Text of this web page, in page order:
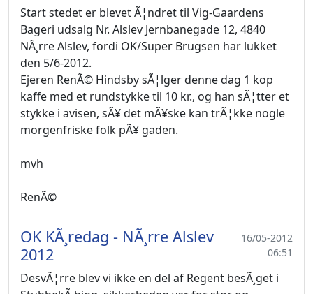
Start stedet er blevet Ã¦ndret til Vig-Gaardens
Bageri udsalg Nr. Alslev Jernbanegade 12, 4840
NÃ¸rre Alslev, fordi OK/Super Brugsen har lukket
den 5/6-2012.
Ejeren RenÃ© Hindsby sÃ¦lger denne dag 1 kop
kaffe med et rundstykke til 10 kr., og han sÃ¦tter et
stykke i avisen, sÃ¥ det mÃ¥ske kan trÃ¦kke nogle
morgenfriske folk pÃ¥ gaden.
mvh
RenÃ©
OK KÃ¸redag - NÃ¸rre Alslev
2012
16/05-2012
06:51
DesvÃ¦rre blev vi ikke en del af Regent besÃ¸get i